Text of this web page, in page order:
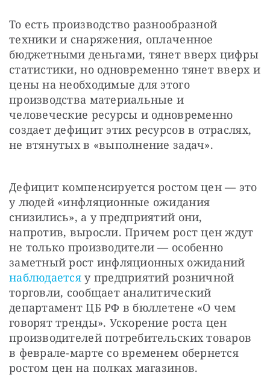
То есть производство разнообразной
техники и снаряжения, оплаченное
бюджетными деньгами, тянет вверх цифры
статистики, но одновременно тянет вверх и
цены на необходимые для этого
производства материальные и
человеческие ресурсы и одновременно
создает дефицит этих ресурсов в отраслях,
не втянутых в «выполнение задач».
Дефицит компенсируется ростом цен — это
у людей «инфляционные ожидания
снизились», а у предприятий они,
напротив, выросли. Причем рост цен ждут
не только производители — особенно
наблюдается у предприятий розничной
торговли, сообщает аналитический
департамент ЦБ РФ в бюллетене «О чем
говорят тренды». Ускорение роста цен
производителей потребительских товаров
в феврале-марте со временем обернется
ростом цен на полках магазинов.